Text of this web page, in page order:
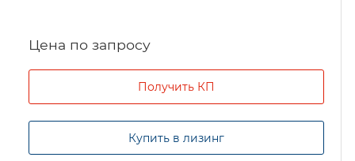
Цена по запросу
Получить КП
Купить в лизинг